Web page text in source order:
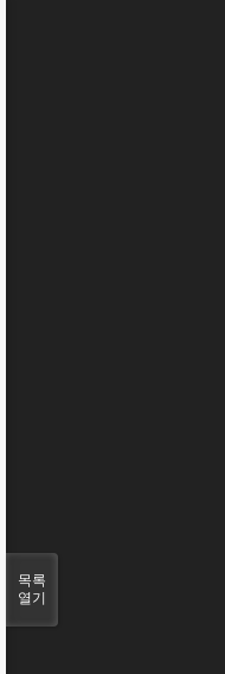
목록
열기